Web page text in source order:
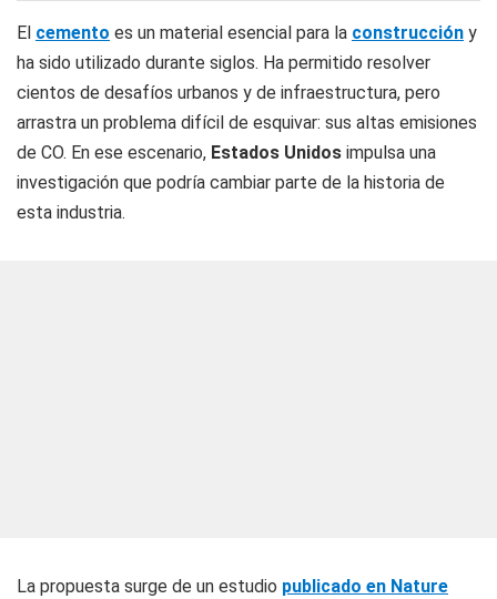
El cemento es un material esencial para la construcción y
ha sido utilizado durante siglos. Ha permitido resolver
cientos de desafíos urbanos y de infraestructura, pero
arrastra un problema difícil de esquivar: sus altas emisiones
de CO. En ese escenario, Estados Unidos impulsa una
investigación que podría cambiar parte de la historia de
esta industria.
La propuesta surge de un estudio publicado en Nature